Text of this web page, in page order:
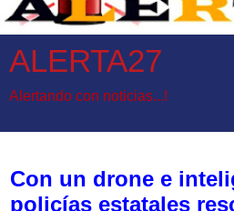
ALERTA27
Alertando con noticias...!
Con un drone e
policías estatales